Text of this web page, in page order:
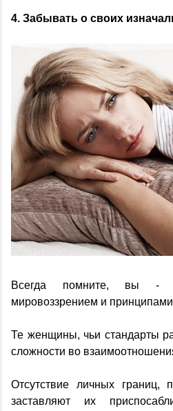
4. Забывать о своих
Всегда помните, вы -
мировоззрением и
Те женщины, чьи стандарты
сложности во
Отсутствие личных границ,
заставляют их